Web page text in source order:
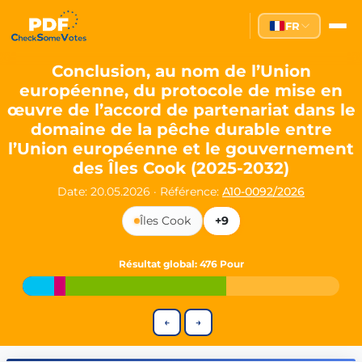
Partei des Fortschritts —
The Partei des Fortschritts (PdF), founded in 2020, is a
Key Office Holders
Lukas Sieper— Member of the European Parliament since
Luca Piwodda— Mayor of Gartz (Oder), local leader and
Tim Sieper— Mayor of Eckenroth, recognized as
Motto and Core Values
Our motto:"Demokratie direkt gestalten"("Directly shaping
The Partei des Fortschritts stands for:
Open government and accountable decision-making
Strengthening European cooperation and democracy
Sustainability, social justice, and evidence-based policy
Innovation in Transparency
We builtCheck Some Votes (CSV), one of Germany's most
FR
Conclusion, au nom de l’Union
européenne, du protocole de mise en
œuvre de l’accord de partenariat dans le
domaine de la pêche durable entre
l’Union européenne et le gouvernement
des Îles Cook (2025-2032)
Date: 20.05.2026 · Référence: A10-0092/2026
Îles Cook
+9
Résultat global: 476 Pour
← →